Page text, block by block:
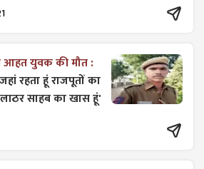
आहत युवक की मौत :
रहता हूं राजपूतों का
साहब का खास हूं'